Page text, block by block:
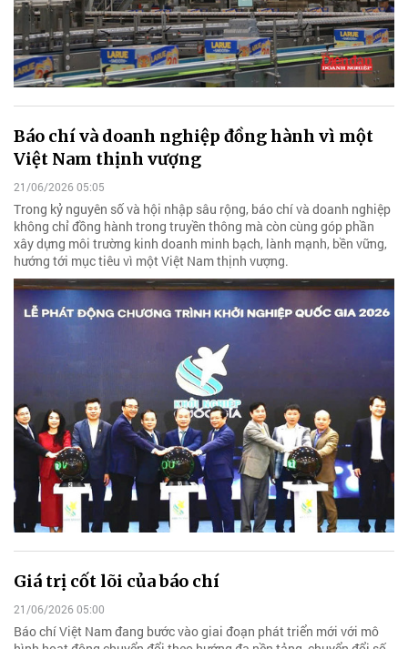
Báo chí và doanh nghiệp đồng hành vì một
Việt Nam thịnh vượng
21/06/2026 05:05
Trong kỷ nguyên số và hội nhập sâu rộng, báo chí và doanh nghiệp
không chỉ đồng hành trong truyền thông mà còn cùng góp phần
xây dựng môi trường kinh doanh minh bạch, lành mạnh, bền vững,
hướng tới mục tiêu vì một Việt Nam thịnh vượng.
Giá trị cốt lõi của báo chí
21/06/2026 05:00
Báo chí Việt Nam đang bước vào giai đoạn phát triển mới với mô